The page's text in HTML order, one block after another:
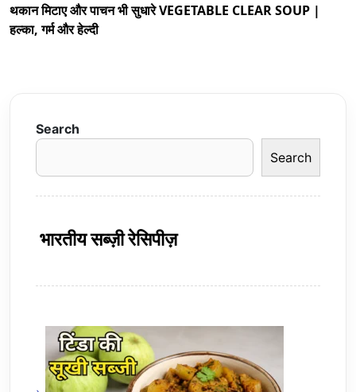
थकान मिटाए और पाचन भी सुधारे VEGETABLE CLEAR SOUP |
हल्का, गर्म और हेल्दी
Search
Search
भारतीय सब्ज़ी रेसिपीज़